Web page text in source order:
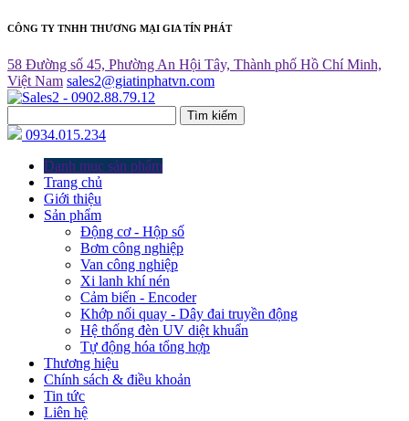
CÔNG TY TNHH THƯƠNG MẠI GIA TÍN PHÁT
58 Đường số 45, Phường An Hội Tây, Thành phố Hồ Chí Minh,
Việt Nam sales2@giatinphatvn.com
Tìm kiếm
0934.015.234
Danh mục sản phẩm
Trang chủ
Giới thiệu
Sản phẩm
Động cơ - Hộp số
Bơm công nghiệp
Van công nghiệp
Xi lanh khí nén
Cảm biến - Encoder
Khớp nối quay - Dây đai truyền động
Hệ thống đèn UV diệt khuẩn
Tự động hóa tổng hợp
Thương hiệu
Chính sách & điều khoản
Tin tức
Liên hệ